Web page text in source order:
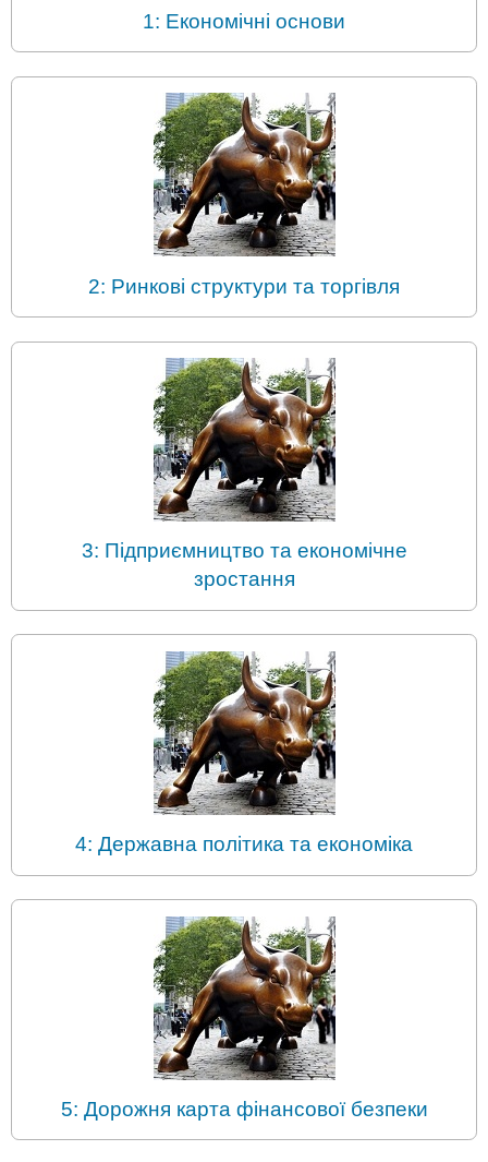
1: Економічні основи
2: Ринкові структури та торгівля
3: Підприємництво та економічне
зростання
4: Державна політика та економіка
5: Дорожня карта фінансової безпеки